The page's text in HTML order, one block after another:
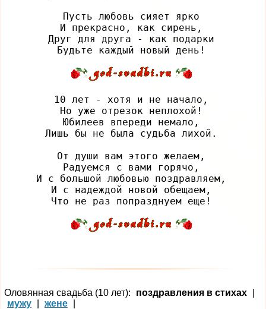
Пусть любовь сияет ярко
И прекрасно, как сирень,
Друг для друга - как подарки
10 лет - хотя и не начало,
Но уже отрезок неплохой!
Юбилеев впереди немало,
Лишь бы не была судьба лихой.
От души вам этого желаем,
Радуемся с вами горячо,
И с большой любовью поздравляем,
И с надеждой новой обещаем,
Оловянная свадьба (10 лет): поздравления в стихах
мужу
жене